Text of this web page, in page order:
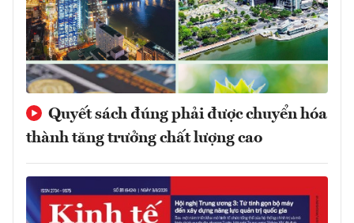
Quyết sách đúng phải được chuyển hóa
thành tăng trưởng chất lượng cao